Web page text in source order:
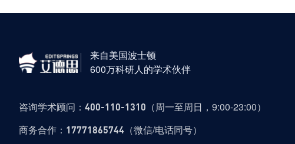
来自美国波士顿
600万科研人的学术伙伴
咨询学术顾问： 400-110-1310 （周一至周日，9:00-23:00）
商务合作： 17771865744 （微信/电话同号）